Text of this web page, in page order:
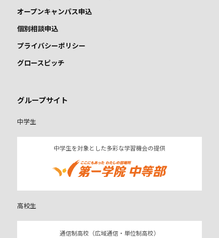
オープンキャンパス申込
個別相談申込
プライバシーポリシー
グロースピッチ
グループサイト
中学生
中学生を対象とした多彩な学習機会の提供
高校生
通信制高校（広域通信・単位制高校）